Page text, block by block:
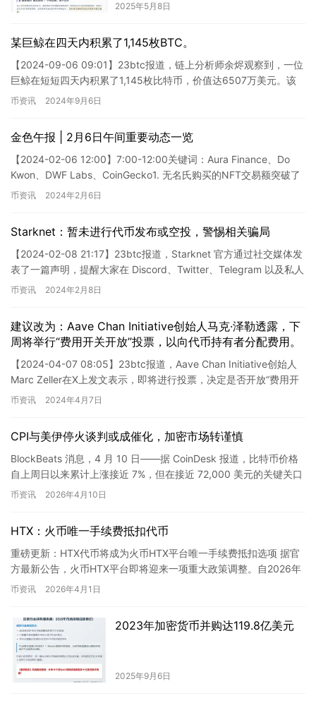
2025年5月8日
某巨鲸在四天内积累了1,145枚BTC。
【2024-09-06 09:01】23btc报道，链上分析师余烬观察到，一位
巨鲸在短短四天内积累了1,145枚比特币，价值达6507万美元。该
用户在此期间持续从币安提取比特币，经…
币资讯 2024年9月6日
金色午报 | 2月6日午间重要动态一览
【2024-02-06 12:00】7:00-12:00关键词：Aura Finance、Do
Kwon、DWF Labs、CoinGecko1. 无名氏购买的NFT交易额突破了
5…
币资讯 2024年2月6日
Starknet：暂未进行代币发布或空投，警惕相关骗局
【2024-02-08 21:17】23btc报道，Starknet 官方通过社交媒体发
表了一篇声明，提醒大家在 Discord、Twitter、Telegram 以及私人
讯息中存…
币资讯 2024年2月8日
建议改为：Aave Chan Initiative创始人马克·泽勒透露，下
周将举行“费用开关开放”投票，以向代币持有者分配费用。
【2024-04-07 08:05】23btc报道，Aave Chan Initiative创始人
Marc Zeller在X上发文表示，即将进行投票，决定是否开放“费用开
关”，并将…
币资讯 2024年4月7日
CPI与美伊停火谈判或成催化，加密市场转谨慎
BlockBeats 消息，4 月 10 日——据 CoinDesk 报道，比特币价格
自上周日以来累计上涨接近 7%，但在接近 72,000 美元的关键关口
附近，涨势出现放缓。尽管…
币资讯 2026年4月10日
HTX：火币唯一手续费抵扣代币
重磅更新：HTX代币将成为火币HTX平台唯一手续费抵扣选项 据官
方最新公告，火币HTX平台即将迎来一项重大政策调整。自2026年
4月1日00:00（UTC+8）起，平台将逐步停止T…
币资讯 2026年4月1日
2023年加密货币并购达119.8亿美元
2025年9月6日